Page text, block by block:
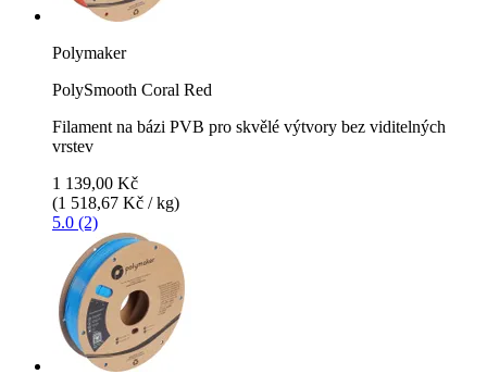
Polymaker
PolySmooth Coral Red
Filament na bázi PVB pro skvělé výtvory bez viditelných
vrstev
1 139,00 Kč
(1 518,67 Kč / kg)
5.0 (2)